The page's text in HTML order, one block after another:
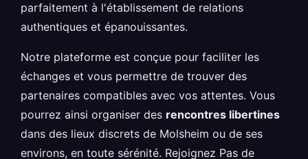
parfaitement à l'établissement de relations
authentiques et épanouissantes.
Notre plateforme est conçue pour faciliter les
échanges et vous permettre de trouver des
partenaires compatibles avec vos attentes. Vous
pourrez ainsi organiser des rencontres libertines
dans des lieux discrets de Molsheim ou de ses
environs, en toute sérénité. Rejoignez Pas de